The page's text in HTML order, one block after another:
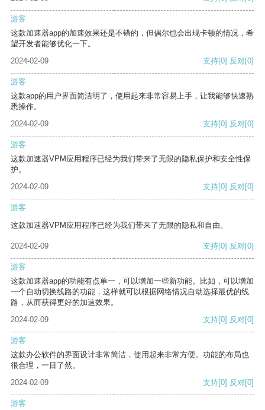
游客
这款加速器app的加速效果还是不错的，但偶尔也会出现卡顿的情况，希
望开发者能够优化一下。
2024-02-09
支持[0] 反对[0]
游客
这款app的用户界面简洁明了，使用起来非常容易上手，让我能够快速熟
悉操作。
2024-02-09
支持[0] 反对[0]
游客
这款加速器VPM应用程序已经为我们带来了无限的隐私保护和安全性保
护。
2024-02-09
支持[0] 反对[0]
游客
这款加速器VPM应用程序已经为我们带来了无限的隐私和自由。
2024-02-09 支持[0] 反对[0]
游客
这款加速器app的功能有点单一，可以增加一些新功能。比如，可以增加
一个自动切换线路的功能，这样就可以根据网络情况自动选择最优的线
路，从而获得更好的加速效果。
2024-02-09
支持[0] 反对[0]
游客
这款办公软件的界面设计非常简洁，使用起来非常方便。功能的布局也
很合理，一目了然。
2024-02-09
支持[0] 反对[0]
游客